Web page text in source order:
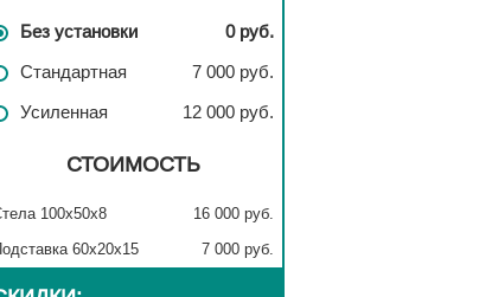
Без установки
0 руб.
Стандартная
7 000 руб.
Усиленная
12 000 руб.
СТОИМОСТЬ
100x50x8
16 000 руб.
60x20x15
7 000 руб.